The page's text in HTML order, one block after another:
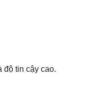
độ tin cậy cao.